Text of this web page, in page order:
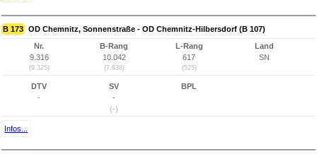
B 173 OD Chemnitz, Sonnenstraße - OD Chemnitz-Hilbersdorf (B 107)
Nr.
9.316
(9.325)
B-Rang
10.042
(7.638)
L-Rang
617
(525)
Land
SN
DTV
-
SV
-
(-)
BPL
Infos...